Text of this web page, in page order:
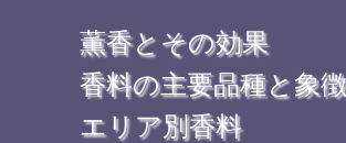
薫香とその効果
香料の主要品種と象徴
エリア別香料